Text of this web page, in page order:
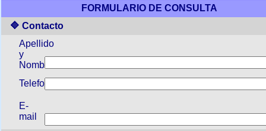
FORMULARIO DE CONSULTA
🔷 Contacto
Apellido
y
Nombre
Telefono
E-
mail